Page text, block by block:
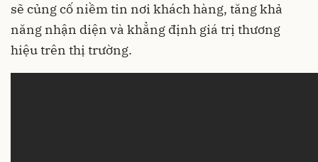
sẽ củng cố niềm tin nơi khách hàng, tăng khả
năng nhận diện và khẳng định giá trị thương
hiệu trên thị trường.